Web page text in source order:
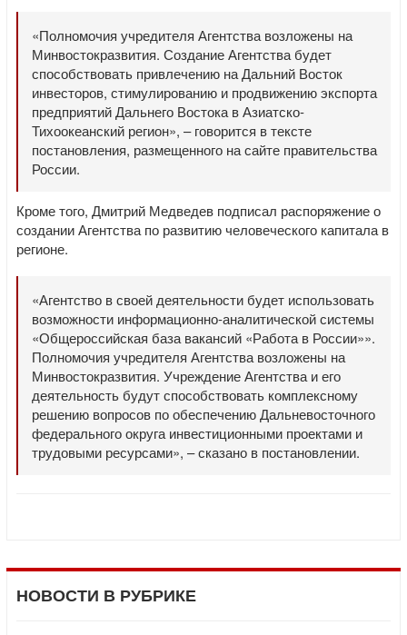
«Полномочия учредителя Агентства возложены на
Минвостокразвития. Создание Агентства будет
способствовать привлечению на Дальний Восток
инвесторов, стимулированию и продвижению экспорта
предприятий Дальнего Востока в Азиатско-
Тихоокеанский регион», – говорится в тексте
постановления, размещенного на сайте правительства
России.
Кроме того, Дмитрий Медведев подписал распоряжение о
создании Агентства по развитию человеческого капитала в
регионе.
«Агентство в своей деятельности будет использовать
возможности информационно-аналитической системы
«Общероссийская база вакансий «Работа в России»».
Полномочия учредителя Агентства возложены на
Минвостокразвития. Учреждение Агентства и его
деятельность будут способствовать комплексному
решению вопросов по обеспечению Дальневосточного
федерального округа инвестиционными проектами и
трудовыми ресурсами», – сказано в постановлении.
НОВОСТИ В РУБРИКЕ